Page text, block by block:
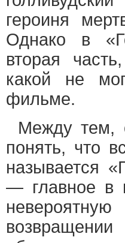
героиня
Однако в
вторая
какой не
фильме.
Между тем,
понять, что
называется
— главное в